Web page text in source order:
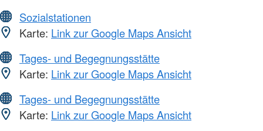
Sozialstationen
Karte: Link zur Google Maps Ansicht
Tages- und Begegnungsstätte
Karte: Link zur Google Maps Ansicht
Tages- und Begegnungsstätte
Karte: Link zur Google Maps Ansicht